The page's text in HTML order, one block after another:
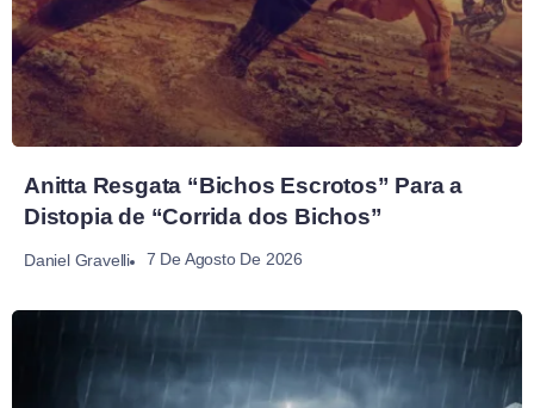
Anitta Resgata “Bichos Escrotos” Para a
Distopia de “Corrida dos Bichos”
Daniel Gravelli 7 De Agosto De 2026